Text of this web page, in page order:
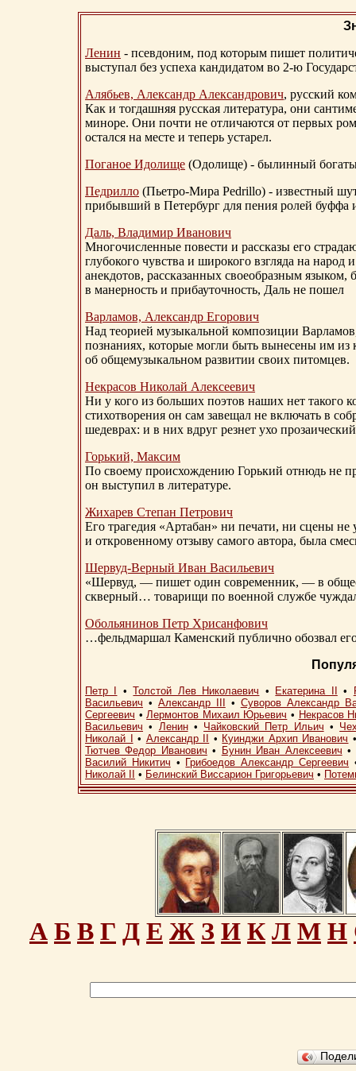
Ленин - псевдоним, под которым пишет
выступал без успеха кандидатом во 2-ю
Алябьев, Александр Александрович, русский
Как и тогдашняя русская литература, они
миноре. Они почти не отличаются от первых
остался на месте и теперь устарел.
Поганое Идолище (Одолище) - былинный
Педрилло (Пьетро-Мира Pedrillo) - известный
прибывший в Петербург для пения ролей буффа
Даль, Владимир Иванович
Многочисленные повести и рассказы его
глубокого чувства и широкого взгляда на
анекдотов, рассказанных своеобразным
в манерность и прибауточность, Даль не пошел
Варламов, Александр Егорович
Над теорией музыкальной композиции
познаниях, которые могли быть вынесены им из
об общемузыкальном развитии своих питомцев.
Некрасов Николай Алексеевич
Ни у кого из больших поэтов наших нет такого
стихотворения он сам завещал не включать в
шедеврах: и в них вдруг резнет ухо
Горький, Максим
По своему происхождению Горький отнюдь не
он выступил в литературе.
Жихарев Степан Петрович
Его трагедия «Артабан» ни печати, ни сцены
и откровенному отзыву самого автора, была
Шервуд-Верный Иван Васильевич
«Шервуд, — пишет один современник, — в
скверный… товарищи по военной службе
Обольянинов Петр Хрисанфович
…фельдмаршал Каменский публично обозвал
Петр I •Толстой Лев Николаевич • Екатерина II •
Васильевич • Александр III • Суворов Александр
Сергеевич •Лермонтов Михаил Юрьевич • Некрасов
Васильевич • Ленин• Чайковский Петр Ильич •
Николай I
• Александр II • Куинджи Архип Иванович
Тютчев Федор Иванович • Бунин Иван Алексеевич •
Василий Никитич • Грибоедов Александр Сергеевич
Николай II
• Белинский Виссарион Григорьевич •
А Б В Г Д Е Ж З И К Л М Н